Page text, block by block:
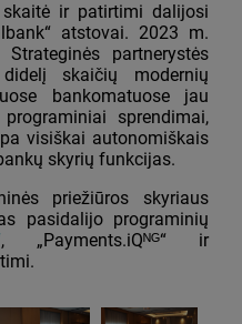
ir patirtimi dalijosi
atstovai. 2023 m.
partnerystės
skaičių modernių
bankomatuose jau
sprendimai,
visiškai autonomiškais
skyrių funkcijas.
priežiūros skyriaus
pasidalijo programinių
, „Payments.iQᴺᴳ“ ir